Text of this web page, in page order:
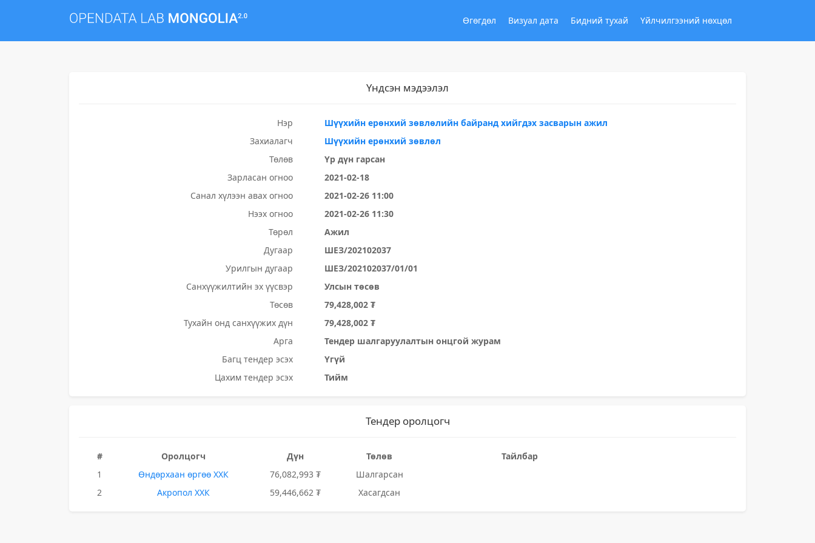
Өгөгдөл Визуал дата Бидний тухай Үйлчилгээний нөхцөл
Үндсэн мэдээлэл
Нэр
Шүүхийн ерөнхий зөвлөлийн байранд хийгдэх засварын ажил
Захиалагч
Шүүхийн ерөнхий зөвлөл
Төлөв
Үр дүн гарсан
Зарласан огноо
2021-02-18
Санал хүлээн авах огноо
2021-02-26 11:00
Нээх огноо
2021-02-26 11:30
Төрөл
Ажил
Дугаар
ШЕЗ/202102037
Урилгын дугаар
ШЕЗ/202102037/01/01
Санхүүжилтийн эх үүсвэр
Улсын төсөв
Төсөв
79,428,002 ₮
Тухайн онд санхүүжих дүн
79,428,002 ₮
Арга
Тендер шалгаруулалтын онцгой журам
Багц тендер эсэх
Үгүй
Цахим тендер эсэх
Тийм
Тендер оролцогч
# Оролцогч Дүн Төлөв
Тайлбар
1
Өндөрхаан өргөө ХХК 76,082,993 ₮
Шалгарсан
2
Акропол ХХК 59,446,662 ₮ Хасагдсан